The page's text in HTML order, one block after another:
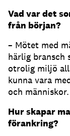
Vad var det
från början?
– Mötet med
härlig bransch
otrolig miljö
kunna vara
och människor.
Hur skapar
förankring?